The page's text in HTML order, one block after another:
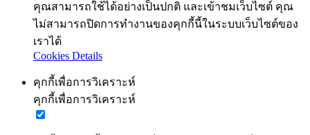
คุณสามารถใช้ได้อย่างเป็นปกติ และเข้าชมเว็บไซต์ คุณ
ไม่สามารถปิดการทำงานของคุกกี้นี้ในระบบเว็บไซต์ของ
เราได้
Cookies Details
คุกกี้เพื่อการวิเคราะห์
คุกกี้เพื่อการวิเคราะห์